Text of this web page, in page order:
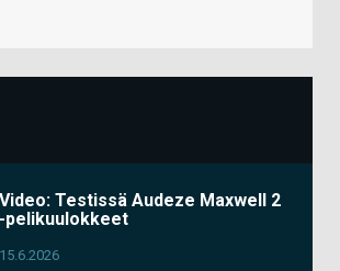
Video: Testissä Audeze Maxwell 2
-pelikuulokkeet
15.6.2026